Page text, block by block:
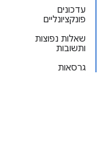
עדכונים
פונקציונליים
שאלות נפוצות
ותשובות
גרסאות